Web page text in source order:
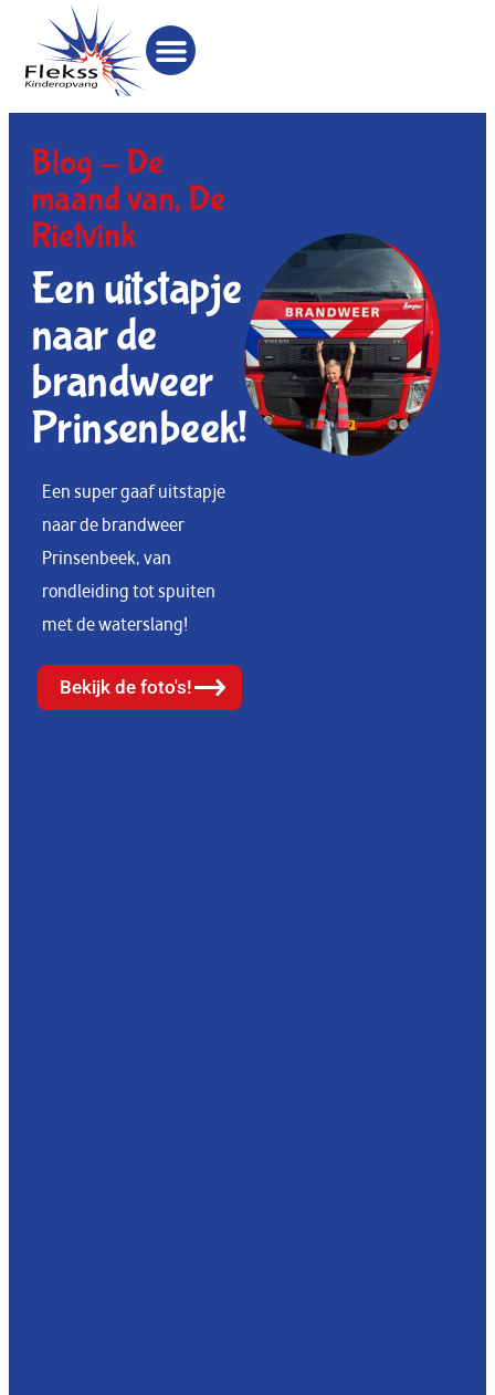
Blog -De
maand van, De
Rietvink
Een uitstapje
naar de
brandweer
Prinsenbeek!
Een super gaaf uitstapje
naar de brandweer
Prinsenbeek, van
rondleiding tot spuiten
met de waterslang!
Bekijk de foto's!